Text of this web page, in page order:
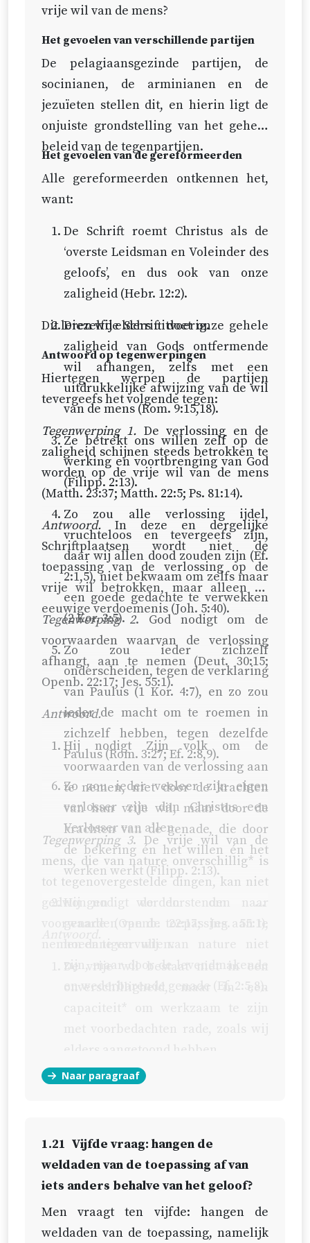
van de partijen – een ‘algemene
erdoor verlost wordt. Zal een
geneesmiddel dat niet toegepast is,
een ‘genezing’ zijn, wanneer door
middel ervan niemand genezen
wordt?
Het beleid en de raadslag van de
allerwijste God zou dwaas zijn,
door Zijn eniggeboren Zoon te
bestemmen tot een onvermijdelijke
en allerwreedste dood, waardoor
niemand verlost zou worden.
Ja, wat voor heerlijkheid van
barmhartigheid, die zozeer
geroemd wordt, zou er uit een
zodanige verlossing voortvloeien?
Wat voor vertroosting en
dankbaarheid zou er uit een
zodanige verlossing geboren
worden, waardoor geen zaligheid
komt?
Laat ik eraan toevoegen dat de
verlossing zelf een allersnoodst
ongelijk aangedaan wordt,
wanneer men haar gehele
krachtdadigheid doet afhangen van
de vrije wil van de mens.
vrije wil van de mens?
Het gevoelen van verschillende partijen
De pelagiaansgezinde partijen, de
socinianen, de arminianen en de
jezuïeten stellen dit, en hierin ligt de
onjuiste grondstelling van het gehele
beleid van de tegenpartijen.
Het gevoelen van de gereformeerden
Alle gereformeerden ontkennen het,
want:
De Schrift roemt Christus als de
‘overste Leidsman en Voleinder des
geloofs’, en dus ook van onze
zaligheid (Hebr. 12:2).
Diezelfde Schrift doet onze gehele
zaligheid van Gods ontfermende
wil afhangen, zelfs met een
uitdrukkelijke afwijzing van de wil
van de mens (Rom. 9:15,18).
Ze betrekt ons willen zelf op de
werking en voortbrenging van God
(Filipp. 2:13).
Zo zou alle verlossing ijdel,
vruchteloos en tevergeefs zijn,
daar wij allen dood zouden zijn (Ef.
2:1,5), niet bekwaam om zelfs maar
een goede gedachte te verwekken
(2 Kor. 3:5).
Zo zou ieder zichzelf
onderscheiden, tegen de verklaring
van Paulus (1 Kor. 4:7), en zo zou
ieder de macht om te roemen in
zichzelf hebben, tegen dezelfde
Paulus (Rom. 3:27;Ef. 2:8,9).
Zo zou ieder veeleer zijn eigen
verlosser zijn dan Christus een
Verlosser van allen.
Dit leren wij elders uitvoerig.
Antwoord op tegenwerpingen
Hiertegen werpen de partijen
tevergeefs het volgende tegen:
Tegenwerping 1. De verlossing en de
zaligheid schijnen steeds betrokken te
worden op de vrije wil van de mens
(Matth. 23:37; Matth. 22:5; Ps. 81:14).
Antwoord. In deze en dergelijke
Schriftplaatsen wordt niet de
toepassing van de verlossing op de
vrije wil betrokken, maar alleen de
eeuwige verdoemenis (Joh. 5:40).
Tegenwerping 2. God nodigt om de
voorwaarden waarvan de verlossing
afhangt, aan te nemen (Deut. 30:15;
Openb. 22:17; Jes. 55:1).
Antwoord.
Hij nodigt Zijn volk om de
voorwaarden van de verlossing aan
te nemen, niet door de krachten
van hun vrije wil, maar door de
krachten van de genade, die door
de bekering én het willen én het
werken werkt (Filipp. 2:13).
Hij nodigt de dorstenden naar
Tegenwerping 3. De vrije wil van de
mens, die van nature onverschillig* is
tot tegenovergestelde dingen, kan niet
gedwongen worden om de
De wil wordt niet gedwongen door
21:1).
Naar paragraaf
1.21 Vijfde vraag: hangen de
weldaden van de toepassing af van
iets anders behalve van het geloof?
Men vraagt ten vijfde: hangen de
weldaden van de toepassing, namelijk